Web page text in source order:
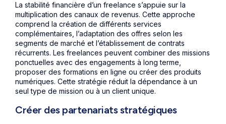
La stabilité financière d’un freelance s’appuie sur la
multiplication des canaux de revenus. Cette approche
comprend la création de différents services
complémentaires, l’adaptation des offres selon les
segments de marché et l’établissement de contrats
récurrents. Les freelances peuvent combiner des missions
ponctuelles avec des engagements à long terme,
proposer des formations en ligne ou créer des produits
numériques. Cette stratégie réduit la dépendance à un
seul type de mission ou à un client unique.
Créer des partenariats stratégiques